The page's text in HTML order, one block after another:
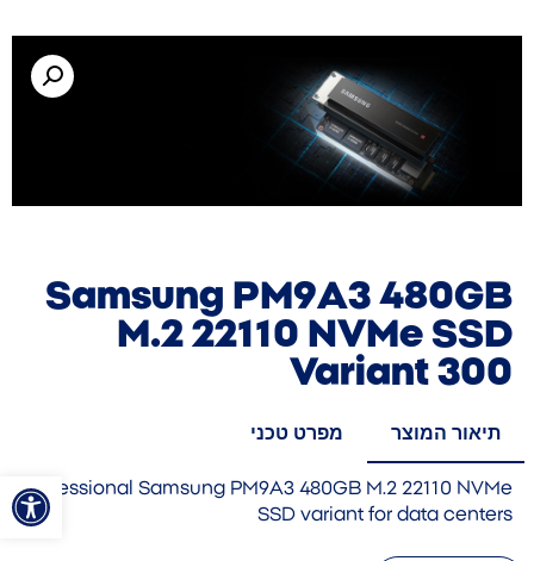
פתח
Samsung PM9A3 480GB
M.2 22110 NVMe SSD
Variant 300
תיאור המוצר מפרט טכני
Professional Samsung PM9A3 480GB M.2 22110 NVMe
SSD variant for data centers